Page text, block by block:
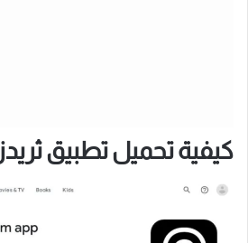
كيفية تحميل تطبيق ثريدز